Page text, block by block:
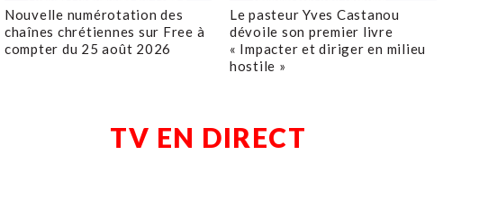
Nouvelle numérotation des
chaînes chrétiennes sur Free à
compter du 25 août 2026
Le pasteur Yves Castanou
dévoile son premier livre
« Impacter et diriger en milieu
hostile »
TV EN DIRECT